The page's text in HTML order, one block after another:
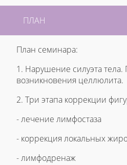
ПЛАН
План семинара:
1. Нарушение силуэта
возникновения целлюлита.
2. Три этапа коррекции
- лечение лимфостаза
- коррекция локальных
- лимфодренаж